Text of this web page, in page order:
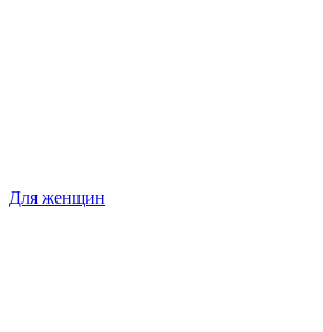
Для женщин